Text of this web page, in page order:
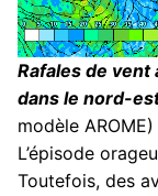
Rafales de vent
dans le nord-
modèle AROME)
L’épisode
Toutefois, des